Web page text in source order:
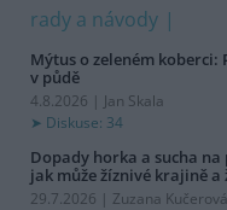
rady a návody
Mýtus o zeleném
v půdě
4.8.2026 | Jan Skala
Diskuse: 34
Dopady horka a sucha
jak může žíznivé krajině
29.7.2026 | Zuzana Kučerová